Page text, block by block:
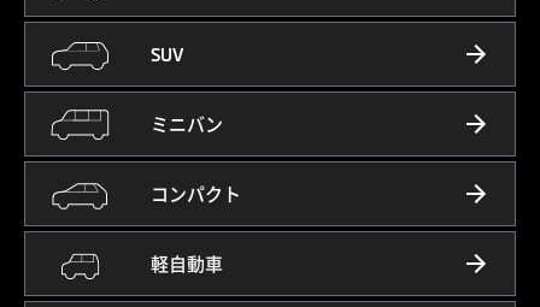
SUV
ミニバン
コンパクト
軽自動車